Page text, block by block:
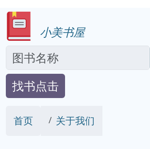
小美书屋
找书点击
首页 关于我们